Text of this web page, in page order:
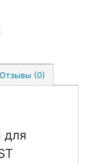
Отзывы (0)
для